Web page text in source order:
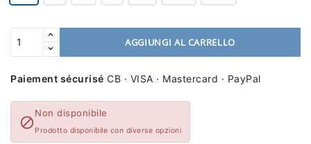
AGGIUNGI AL CARRELLO
Paiement sécurisé CB · VISA · Mastercard · PayPal

Non disponibile
Prodotto disponibile con diverse opzioni